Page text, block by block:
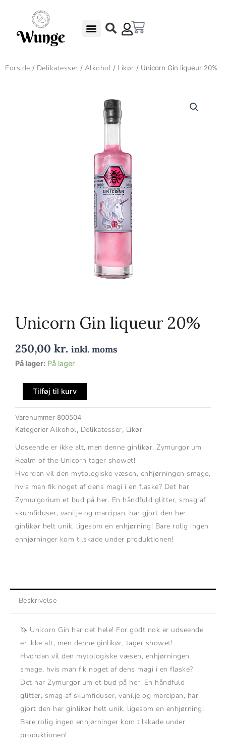
Kurv
Forside / Delikatesser / Alkohol / Likør / Unicorn Gin liqueur 20%
Unicorn Gin liqueur 20%
250,00 kr. inkl. moms
På lager: På lager
Unicorn
liqueur
20%
Tilføj til kurv
Varenummer 800504
KategorierAlkohol Delikatesser Likør
Udseende er ikke alt, men denne ginlikør, Zymurgorium
Realm of the Unicorn tager showet!
Hvordan vil den mytologiske væsen, enhjørningen smage,
hvis man fik noget af dens magi i en flaske? Det har
Zymurgorium et bud på her. En håndfuld glitter, smag af
skumfiduser, vanilje og marcipan, har gjort den her
ginlikør helt unik, ligesom en enhjørning! Bare rolig ingen
enhjørninger kom tilskade under produktionen!
Beskrivelse
🦄 Unicorn Gin har det hele! For godt nok er udseende
er ikke alt, men denne ginlikør, tager showet!
Hvordan vil den mytologiske væsen, enhjørningen
smage, hvis man fik noget af dens magi i en flaske?
Det har Zymurgorium et bud på her. En håndfuld
glitter, smag af skumfiduser, vanilje og marcipan, har
gjort den her ginlikør helt unik, ligesom en enhjørning!
Bare rolig ingen enhjørninger kom tilskade under
produktionen!